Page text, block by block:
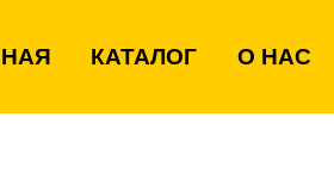
КАТАЛОГ О НАС